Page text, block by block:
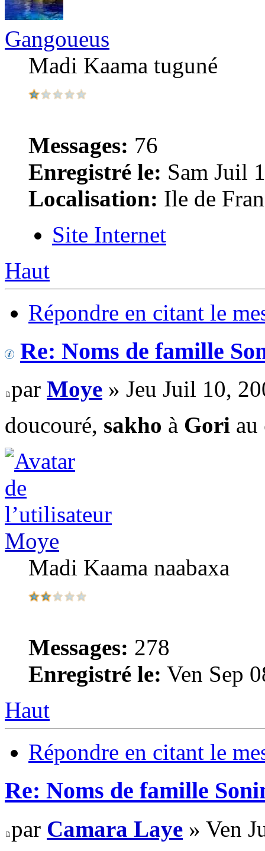
Gangoueus
Madi Kaama tuguné
Messages: 76
Enregistré le: Sam Juil
Localisation: Ile de
Site Internet
Haut
Répondre en citant le
Re: Noms de famille
par Moye » Jeu Juil 10,
doucouré, sakho à Gori au
Moye
Madi Kaama naabaxa
Messages: 278
Enregistré le: Ven Sep
Haut
Répondre en citant le
Re: Noms de famille
par Camara Laye » Ven